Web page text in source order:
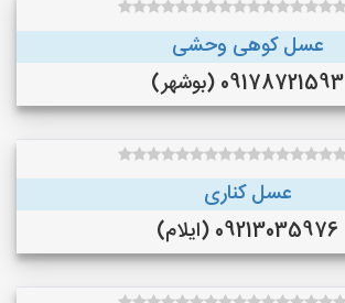
عسل کوهی وحشی
09178721593 (بوشهر)
عسل کناری
09213035976 (ایلام)